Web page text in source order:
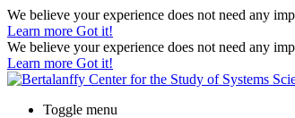
We believe your experience does not need any
Learn more Got it!
We believe your experience does not need any
Learn more Got it!
Toggle menu